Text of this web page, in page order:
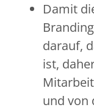
Damit
darauf,
ist,
und von